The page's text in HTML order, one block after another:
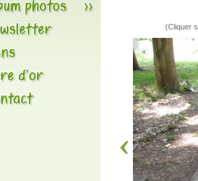
(Cliquer